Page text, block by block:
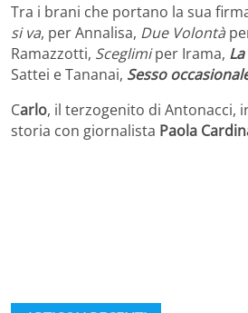
Tra i brani che portano la sua
si va, per Annalisa, Due Volontà
Ramazzotti, Sceglimiper Irama,
Sattei e Tananai, Sesso
Carlo, il terzogenito di Antonacci,
storia con giornalista Paola